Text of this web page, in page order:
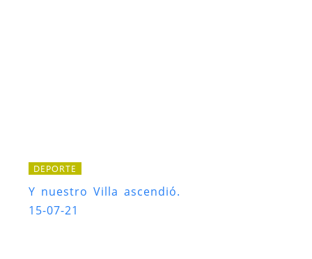
DEPORTE
Y nuestro Villa ascendió.
15-07-21